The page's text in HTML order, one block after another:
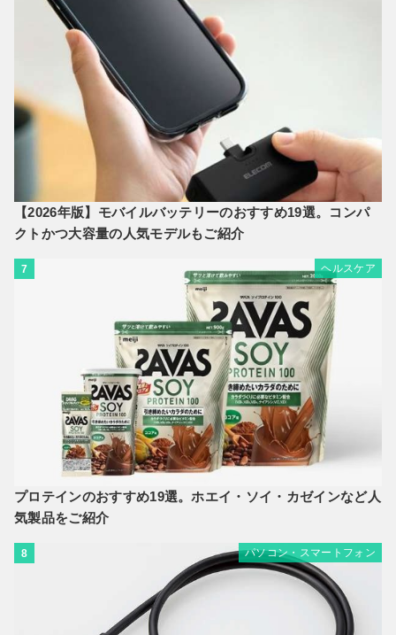
【2026年版】モバイルバッテリーのおすすめ19選。コンパ
クトかつ大容量の人気モデルもご紹介
7 ヘルスケア
プロテインのおすすめ19選。ホエイ・ソイ・カゼインなど人
気製品をご紹介
8 パソコン・スマートフォン